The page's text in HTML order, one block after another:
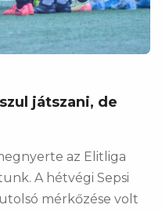
játszani, de
az Elitliga
A hétvégi Sepsi
mérkőzése volt